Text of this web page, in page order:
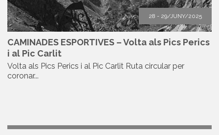
28 - 29/JUNY/2025
CAMINADES ESPORTIVES – Volta als Pics Perics
i al Pic Carlit
Volta als Pics Perics i al Pic Carlit Ruta circular per
coronar...